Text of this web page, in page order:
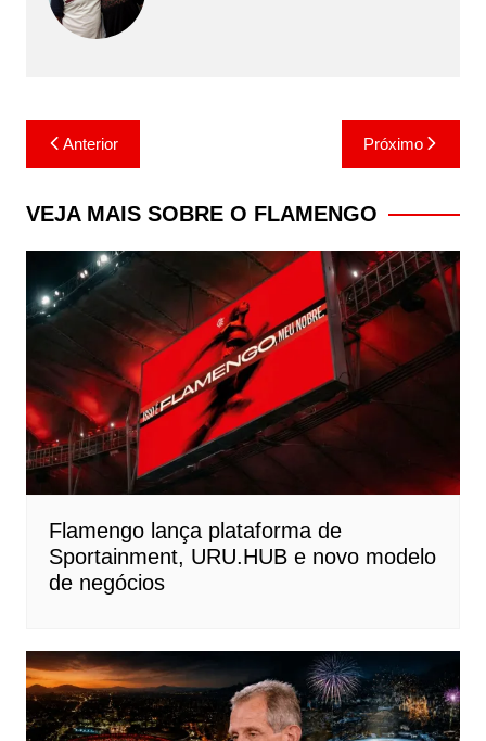
Navegação
de
Post
Anterior Próximo
VEJA MAIS SOBRE O FLAMENGO
Flamengo lança plataforma de
Sportainment, URU.HUB e novo modelo
de negócios